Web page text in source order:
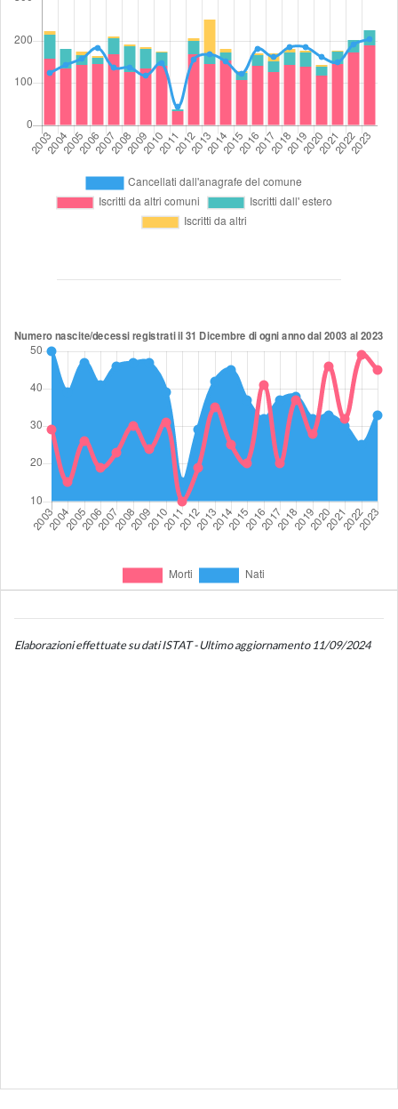
Elaborazioni effettuate su dati ISTAT - Ultimo aggiornamento 11/09/2024